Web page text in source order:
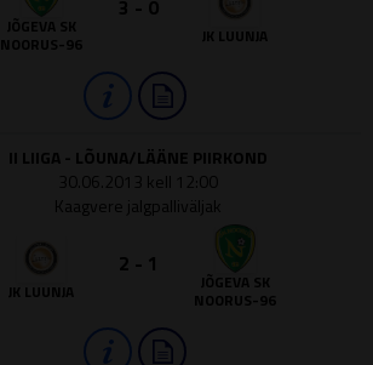
JÕGEVA SK
NOORUS-96
3 - 0
JK LUUNJA
II LIIGA - LÕUNA/LÄÄNE PIIRKOND
30.06.2013 kell 12:00
Kaagvere jalgpalliväljak
JK LUUNJA
2 - 1
JÕGEVA SK
NOORUS-96